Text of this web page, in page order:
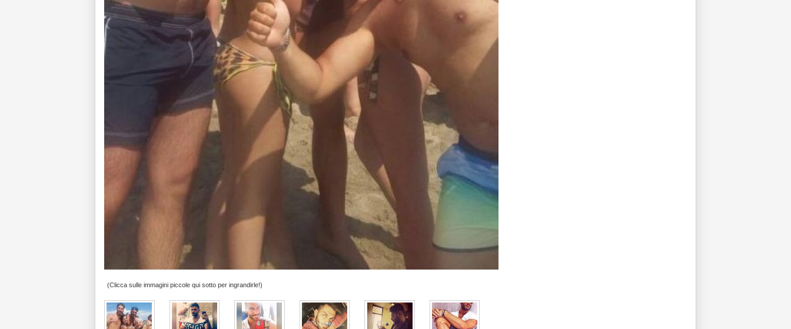
(Clicca sulle immagini piccole qui sotto per ingrandirle!)